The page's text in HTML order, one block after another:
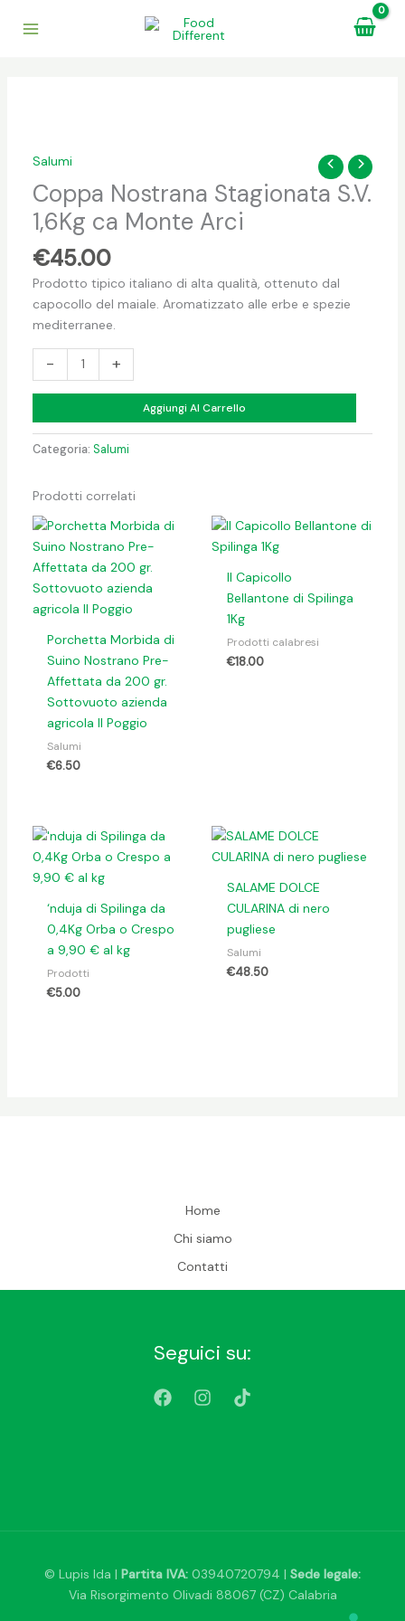
Salumi
Coppa Nostrana Stagionata S.V.
1,6Kg ca Monte Arci
€45.00
Prodotto tipico italiano di alta qualità, ottenuto dal
capocollo del maiale. Aromatizzato alle erbe e spezie
mediterranee.
-
S.V.
1,6Kg
ca
Monte
Arci
quantità
+
Aggiungi Al Carrello
Categoria: Salumi
Prodotti correlati
Porchetta Morbida di
Suino Nostrano Pre-
Affettata da 200 gr.
Sottovuoto azienda
agricola Il Poggio
Salumi
€6.50
Il Capicollo
Bellantone di Spilinga
1Kg
Prodotti calabresi
€18.00
‘nduja di Spilinga da
0,4Kg Orba o Crespo
a 9,90 € al kg
Prodotti
€5.00
SALAME DOLCE
CULARINA di nero
pugliese
Salumi
€48.50
Home
Chi siamo
Contatti
Seguici su:
© Lupis Ida | Partita IVA: 03940720794 | Sede legale:
Via Risorgimento Olivadi 88067 (CZ) Calabria